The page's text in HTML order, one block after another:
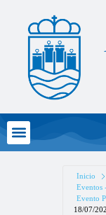
Inicio
Eventos
Evento
18/07/